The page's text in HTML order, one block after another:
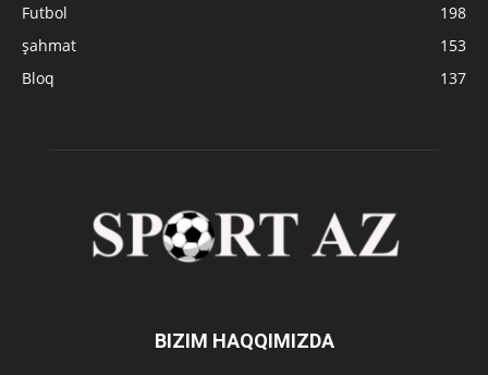
Futbol
198
şahmat
153
Bloq
137
BIZIM HAQQIMIZDA